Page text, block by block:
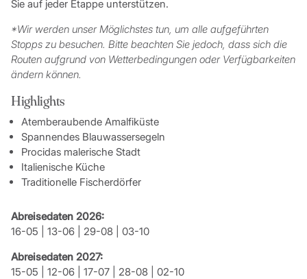
Sie auf jeder Etappe unterstützen.
*Wir werden unser Möglichstes tun, um alle aufgeführten
Stopps zu besuchen. Bitte beachten Sie jedoch, dass sich die
Routen aufgrund von Wetterbedingungen oder Verfügbarkeiten
ändern können.
Highlights
Atemberaubende Amalfiküste
Spannendes Blauwassersegeln
Procidas malerische Stadt
Italienische Küche
Traditionelle Fischerdörfer
Abreisedaten 2026:
16-05 | 13-06 | 29-08 | 03-10
Abreisedaten 2027:
15-05 | 12-06 | 17-07 | 28-08 | 02-10